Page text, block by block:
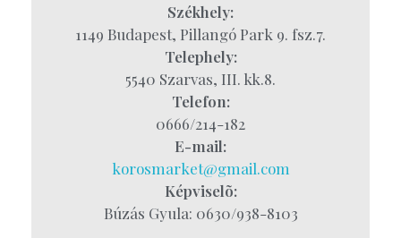
Székhely:
1149 Budapest, Pillangó Park 9. fsz.7.
Telephely:
5540 Szarvas, III. kk.8.
Telefon:
0666/214-182
E-mail:
korosmarket@gmail.com
Képviselõ:
Búzás Gyula: 0630/938-8103